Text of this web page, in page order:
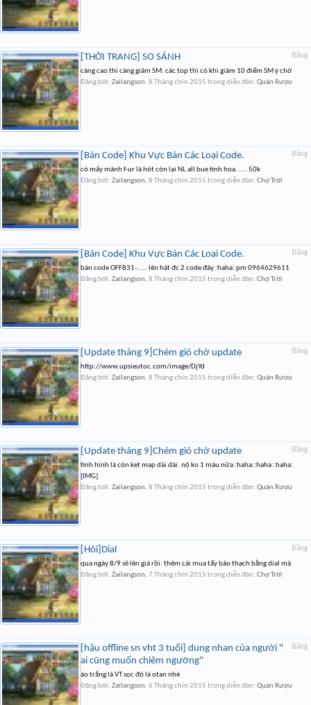
Đăng
[THỜI TRANG] SO SÁNH
càng cao thì càng giảm SM. các top thì có khi giảm 10 điểm SM ý chớ
Đăng bởi: Zailangson, 8 Tháng chín 2015 trong diễn đàn: Quán Rượu
Đăng
[Bán Code] Khu Vực Bán Các Loại Code.
có mấy mảnh f-ur là hót còn lại NL all bue tinh hoa. .... 50k
Đăng bởi: Zailangson, 8 Tháng chín 2015 trong diễn đàn: Chợ Trời
Đăng
[Bán Code] Khu Vực Bán Các Loại Code.
bán code OFF831-..... lên hát đc 2 code đây :haha: pm 0964629611
Đăng bởi: Zailangson, 8 Tháng chín 2015 trong diễn đàn: Chợ Trời
Đăng
[Update tháng 9]Chém gió chờ update
http://www.upsieutoc.com/image/DjYd
Đăng bởi: Zailangson, 8 Tháng chín 2015 trong diễn đàn: Quán Rượu
Đăng
[Update tháng 9]Chém gió chờ update
tình hình là còn kẹt map dài dài. nộ ko 1 máu nữa :haha::haha::haha:
[IMG]
Đăng bởi: Zailangson, 8 Tháng chín 2015 trong diễn đàn: Quán Rượu
Đăng
[Hỏi]Dial
qua ngày 8/9 sẽ lên giá rồi. thêm cái mua tẩy bảo thạch bằng dial mà
Đăng bởi: Zailangson, 7 Tháng chín 2015 trong diễn đàn: Chợ Trời
Đăng
[hậu offline sn vht 3 tuổi] dung nhan của người "
ai cũng muốn chiêm ngưỡng"
áo trắng là VT sọc đỏ là otan nhé
Đăng bởi: Zailangson, 6 Tháng chín 2015 trong diễn đàn: Quán Rượu